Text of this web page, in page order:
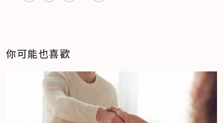
你可能也喜歡